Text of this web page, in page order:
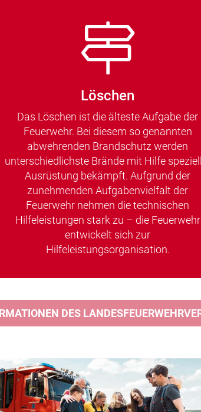
Löschen
Das Löschen ist die älteste Aufgabe der
Feuerwehr. Bei diesem so genannten
abwehrenden Brandschutz werden
unterschiedlichste Brände mit Hilfe
Ausrüstung bekämpft. Aufgrund der
zunehmenden Aufgabenvielfalt der
Feuerwehr nehmen die technischen
Hilfeleistungen stark zu – die Feuerwehr
entwickelt sich zur
Hilfeleistungsorganisation.
DES